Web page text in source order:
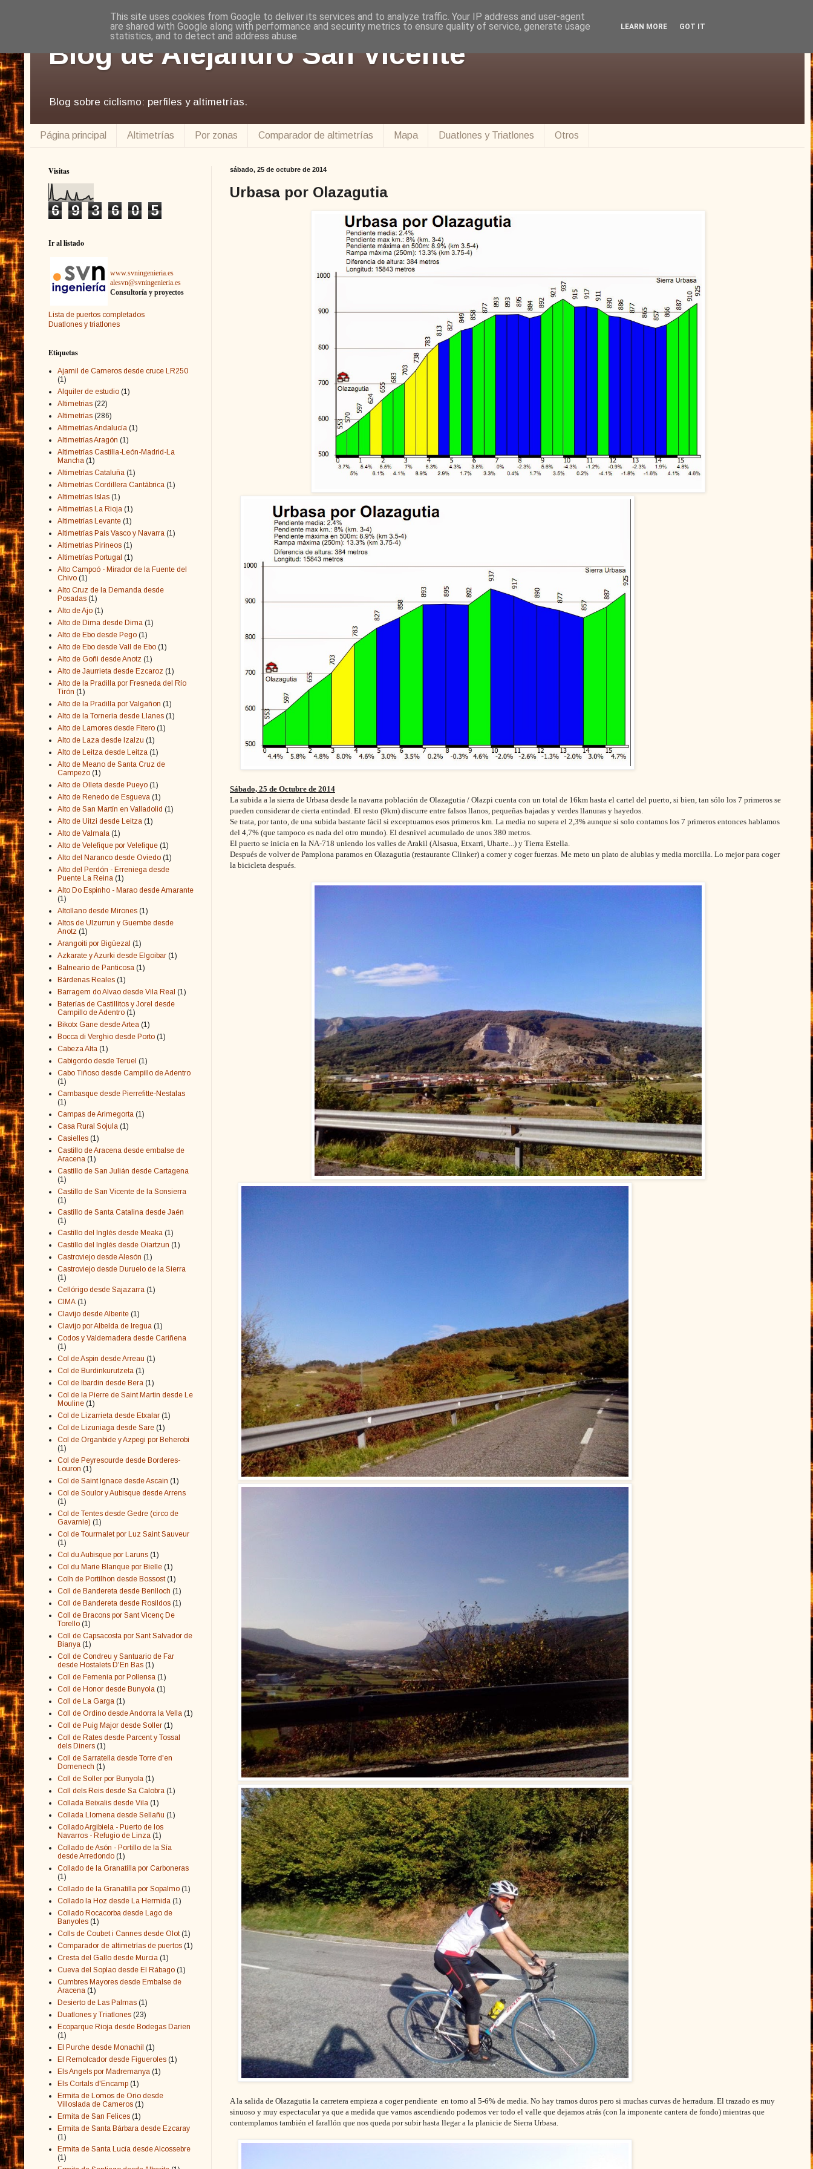
Blog de Alejandro San Vicente
Blog sobre ciclismo: perfiles y altimetrías.
Página principal Altimetrías Por zonas Comparador de altimetrías Mapa Duatlones y Triatlones Otros
sábado, 25 de octubre de 2014
Urbasa por Olazagutia
Sábado, 25 de Octubre de 2014
La subida a la sierra de Urbasa desde la navarra población de Olazagutia / Olazpi cuenta con un total de 16km hasta el cartel del puerto, si bien, tan sólo los 7 primeros se
pueden considerar de cierta entindad. El resto (9km) discurre entre falsos llanos, pequeñas bajadas y verdes llanuras y hayedos.
Se trata, por tanto, de una subida bastante fácil si exceptuamos esos primeros km. La media no supera el 2,3% aunque si solo contamos los 7 primeros entonces hablamos
del 4,7% (que tampoco es nada del otro mundo). El desnivel acumulado de unos 380 metros.
El puerto se inicia en la NA-718 uniendo los valles de Arakil (Alsasua, Etxarri, Uharte...) y Tierra Estella.
Después de volver de Pamplona paramos en Olazagutia (restaurante Clinker) a comer y coger fuerzas. Me meto un plato de alubias y media morcilla. Lo mejor para coger
la bicicleta después.
A la salida de Olazagutia la carretera empieza a coger pendiente en torno al 5-6% de media. No hay tramos duros pero si muchas curvas de herradura. El trazado es muy
sinuoso y muy espectacular ya que a medida que vamos ascendiendo podemos ver todo el valle que dejamos atrás (con la imponente cantera de fondo) mientras que
contemplamos también el farallón que nos queda por subir hasta llegar a la planicie de Sierra Urbasa.
Visitas
6 9 3 6 0 5
Ir al listado
www.svningenieria.es
alesvn@svningenieria.es
Consultoría y proyectos
Lista de puertos completados
Duatlones y triatlones
Etiquetas
Ajamil de Cameros desde cruce LR250
(1)
Alquiler de estudio (1)
Altimetrias (22)
Altimetrías (286)
Altimetrías Andalucía (1)
Altimetrías Aragón (1)
Altimetrías Castilla-León-Madrid-La
Mancha (1)
Altimetrías Cataluña (1)
Altimetrías Cordillera Cantábrica (1)
Altimetrías Islas (1)
Altimetrías La Rioja (1)
Altimetrías Levante (1)
Altimetrías País Vasco y Navarra (1)
Altimetrias Pirineos (1)
Altimetrías Portugal (1)
Alto Campoó - Mirador de la Fuente del
Chivo (1)
Alto Cruz de la Demanda desde
Posadas (1)
Alto de Ajo (1)
Alto de Dima desde Dima (1)
Alto de Ebo desde Pego (1)
Alto de Ebo desde Vall de Ebo (1)
Alto de Goñi desde Anotz (1)
Alto de Jaurrieta desde Ezcaroz (1)
Alto de la Pradilla por Fresneda del Río
Tirón (1)
Alto de la Pradilla por Valgañon (1)
Alto de la Tornería desde Llanes (1)
Alto de Lamores desde Fitero (1)
Alto de Laza desde Izalzu (1)
Alto de Leitza desde Leitza (1)
Alto de Meano de Santa Cruz de
Campezo (1)
Alto de Olleta desde Pueyo (1)
Alto de Renedo de Esgueva (1)
Alto de San Martín en Valladolid (1)
Alto de Uitzi desde Leitza (1)
Alto de Valmala (1)
Alto de Velefique por Velefique (1)
Alto del Naranco desde Oviedo (1)
Alto del Perdón - Erreniega desde
Puente La Reina (1)
Alto Do Espinho - Marao desde Amarante
(1)
Altollano desde Mirones (1)
Altos de Ulzurrun y Guembe desde
Anotz (1)
Arangoiti por Bigüezal (1)
Azkarate y Azurki desde Elgoibar (1)
Balneario de Panticosa (1)
Bárdenas Reales (1)
Barragem do Alvao desde Vila Real (1)
Baterías de Castillitos y Jorel desde
Campillo de Adentro (1)
Bikotx Gane desde Artea (1)
Bocca di Verghio desde Porto (1)
Cabeza Alta (1)
Cabigordo desde Teruel (1)
Cabo Tiñoso desde Campillo de Adentro
(1)
Cambasque desde Pierrefitte-Nestalas
(1)
Campas de Arimegorta (1)
Casa Rural Sojula (1)
Casielles (1)
Castillo de Aracena desde embalse de
Aracena (1)
Castillo de San Julián desde Cartagena
(1)
Castillo de San Vicente de la Sonsierra
(1)
Castillo de Santa Catalina desde Jaén
(1)
Castillo del Inglés desde Meaka (1)
Castillo del Inglés desde Oiartzun (1)
Castroviejo desde Alesón (1)
Castroviejo desde Duruelo de la Sierra
(1)
Cellórigo desde Sajazarra (1)
CIMA (1)
Clavijo desde Alberite (1)
Clavijo por Albelda de Iregua (1)
Codos y Valdemadera desde Cariñena
(1)
Col de Aspin desde Arreau (1)
Col de Burdinkurutzeta (1)
Col de Ibardin desde Bera (1)
Col de la Pierre de Saint Martin desde Le
Mouline (1)
Col de Lizarrieta desde Etxalar (1)
Col de Lizuniaga desde Sare (1)
Col de Organbide y Azpegi por Beherobi
(1)
Col de Peyresourde desde Borderes-
Louron (1)
Col de Saint Ignace desde Ascain (1)
Col de Soulor y Aubisque desde Arrens
(1)
Col de Tentes desde Gedre (circo de
Gavarnie) (1)
Col de Tourmalet por Luz Saint Sauveur
(1)
Col du Aubisque por Laruns (1)
Col du Marie Blanque por Bielle (1)
Colh de Portilhon desde Bossost (1)
Coll de Bandereta desde Benlloch (1)
Coll de Bandereta desde Rosildos (1)
Coll de Bracons por Sant Vicenç De
Torello (1)
Coll de Capsacosta por Sant Salvador de
Bianya (1)
Coll de Condreu y Santuario de Far
desde Hostalets D'En Bas (1)
Coll de Femenía por Pollensa (1)
Coll de Honor desde Bunyola (1)
Coll de La Garga (1)
Coll de Ordino desde Andorra la Vella (1)
Coll de Puig Major desde Soller (1)
Coll de Rates desde Parcent y Tossal
dels Diners (1)
Coll de Sarratella desde Torre d'en
Domenech (1)
Coll de Soller por Bunyola (1)
Coll dels Reis desde Sa Calobra (1)
Collada Beixalis desde Vila (1)
Collada Llomena desde Sellañu (1)
Collado Argibiela - Puerto de los
Navarros - Refugio de Linza (1)
Collado de Asón - Portillo de la Sía
desde Arredondo (1)
Collado de la Granatilla por Carboneras
(1)
Collado de la Granatilla por Sopalmo (1)
Collado la Hoz desde La Hermida (1)
Collado Rocacorba desde Lago de
Banyoles (1)
Colls de Coubet i Cannes desde Olot (1)
Comparador de altimetrías de puertos (1)
Cresta del Gallo desde Murcia (1)
Cueva del Soplao desde El Rábago (1)
Cumbres Mayores desde Embalse de
Aracena (1)
Desierto de Las Palmas (1)
Duatlones y Triatlones (23)
Ecoparque Rioja desde Bodegas Darien
(1)
El Purche desde Monachil (1)
El Remolcador desde Figueroles (1)
Els Angels por Madremanya (1)
Els Cortals d'Encamp (1)
Ermita de Lomos de Orio desde
Villoslada de Cameros (1)
Ermita de San Felices (1)
Ermita de Santa Bárbara desde Ezcaray
(1)
Ermita de Santa Lucía desde Alcossebre
(1)
This site uses cookies from Google to deliver its services and to analyze traffic. Your IP address and user-agent
are shared with Google along with performance and security metrics to ensure quality of service, generate usage
statistics, and to detect and address abuse.
LEARN MORE GOT IT